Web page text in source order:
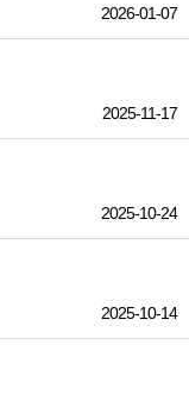
2026-01-07
2025-11-17
2025-10-24
2025-10-14